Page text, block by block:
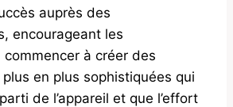
auprès des
encourageant les
à créer des
en plus sophistiquées qui
de l’appareil et que l’effort